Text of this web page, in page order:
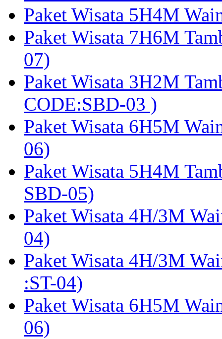
Paket Wisata 5H4M
Paket Wisata 7H6M
07)
Paket Wisata 3H2M
CODE:SBD-03 )
Paket Wisata 6H5M
06)
Paket Wisata 5H4M
SBD-05)
Paket Wisata 4H/3M
04)
Paket Wisata 4H/3M
:ST-04)
Paket Wisata 6H5M
06)